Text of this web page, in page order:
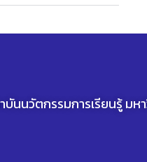
นนวัตกรรมการเรียนรู้ มห